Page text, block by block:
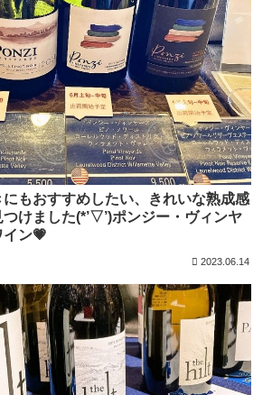
もおすすめしたい、きれいな熟成感
けました(*’▽’)ポンジー・ヴィンヤ
ン💗
2023.06.14